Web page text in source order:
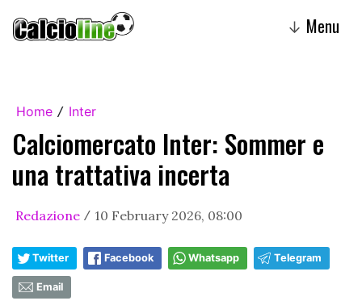
↓ Menu
Home / Inter
Calciomercato Inter: Sommer e
una trattativa incerta
Redazione / 10 February 2026, 08:00
Twitter Facebook Whatsapp Telegram
Email